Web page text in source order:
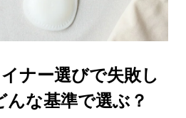
ナー選びで失敗し
な基準で選ぶ？